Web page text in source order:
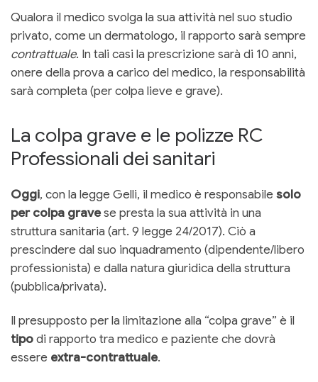
Qualora il medico svolga la sua attività nel suo studio
privato, come un dermatologo, il rapporto sarà sempre
contrattuale. In tali casi la prescrizione sarà di 10 anni,
onere della prova a carico del medico, la responsabilità
sarà completa (per colpa lieve e grave).
La colpa grave e le polizze RC
Professionali dei sanitari
Oggi, con la legge Gelli, il medico è responsabilesolo
per colpa gravese presta la sua attività in una
struttura sanitaria (art. 9 legge 24/2017). Ciò a
prescindere dal suo inquadramento (dipendente/libero
professionista) e dalla natura giuridica della struttura
(pubblica/privata).
Il presupposto per la limitazione alla “colpa grave” è il
tipodi rapporto tra medico e paziente che dovrà
essere extra-contrattuale.